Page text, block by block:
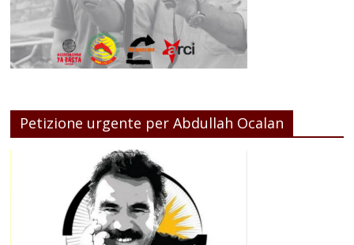
Petizione urgente per Abdullah Ocalan